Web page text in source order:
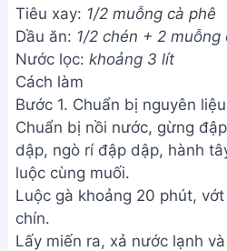
Tiêu xay: 1/2 muỗng cà phê
Dầu ăn: 1/2 chén + 2 muỗng
Nước lọc: khoảng 3 lít
Cách làm
Bước 1. Chuẩn bị nguyên
Chuẩn bị nồi nước, gừng
dập, ngò rí đập dập, hành
luộc cùng muối.
Luộc gà khoảng 20 phút,
chín.
Lấy miến ra, xả nước lạnh